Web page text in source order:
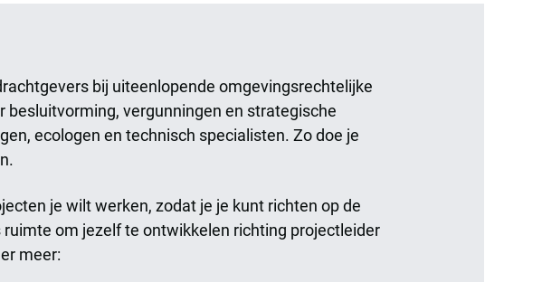
bij uiteenlopende omgevingsrechtelijke
vergunningen en strategische
ecologen en technisch specialisten. Zo doe je
je wilt werken, zodat je je kunt richten op de
om jezelf te ontwikkelen richting projectleider
meer: